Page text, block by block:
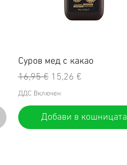
Суров мед с какао
Редовна цена
16,95 € Продажна цена
15,26 €
ДДС Включен
Добави в кошницата